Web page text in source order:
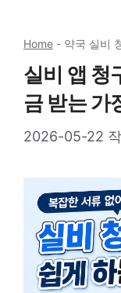
Home - 약국 실비
실비 앱 청
금 받는 가
2026-05-22